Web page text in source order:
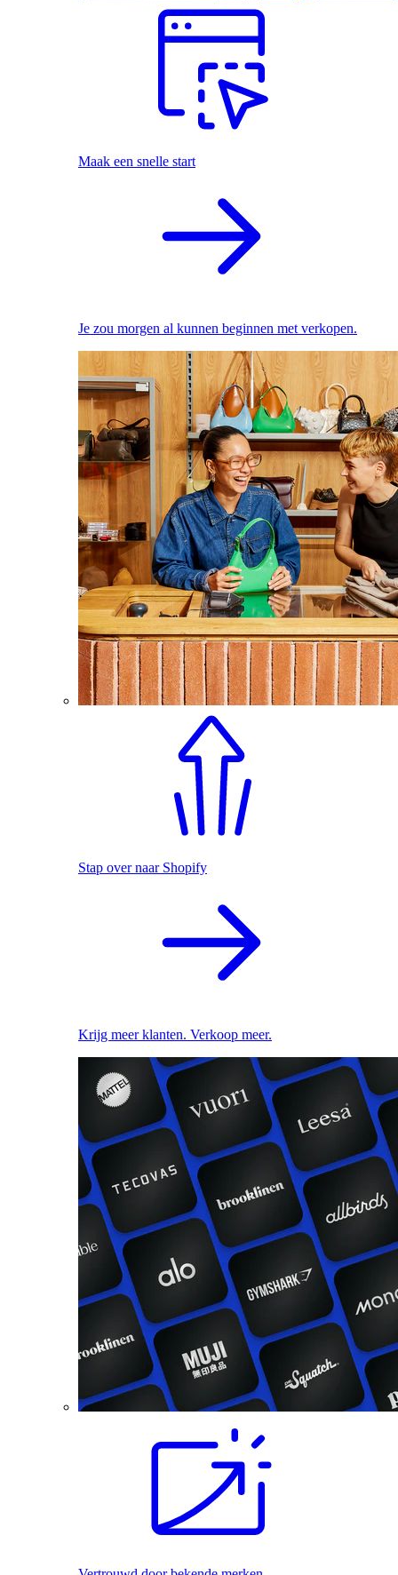
Maak een snelle start
Je zou morgen al kunnen beginnen met verkopen.
Stap over naar Shopify
Krijg meer klanten. Verkoop meer.